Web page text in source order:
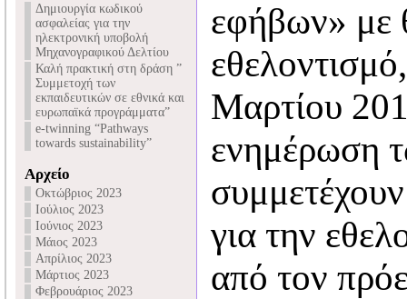
Δημιουργία κωδικού
ασφαλείας για την
ηλεκτρονική υποβολή
Μηχανογραφικού Δελτίου
Καλή πρακτική στη δράση ”
Συμμετοχή των
εκπαιδευτικών σε εθνικά και
ευρωπαϊκά προγράμματα”
e-twinning “Pathways
towards sustainability”
Αρχείο
Οκτώβριος 2023
Ιούλιος 2023
Ιούνιος 2023
Μάιος 2023
Απρίλιος 2023
Μάρτιος 2023
Φεβρουάριος 2023
εφήβων» με
Μαρτίου
ενημέρωση
για την
από τον